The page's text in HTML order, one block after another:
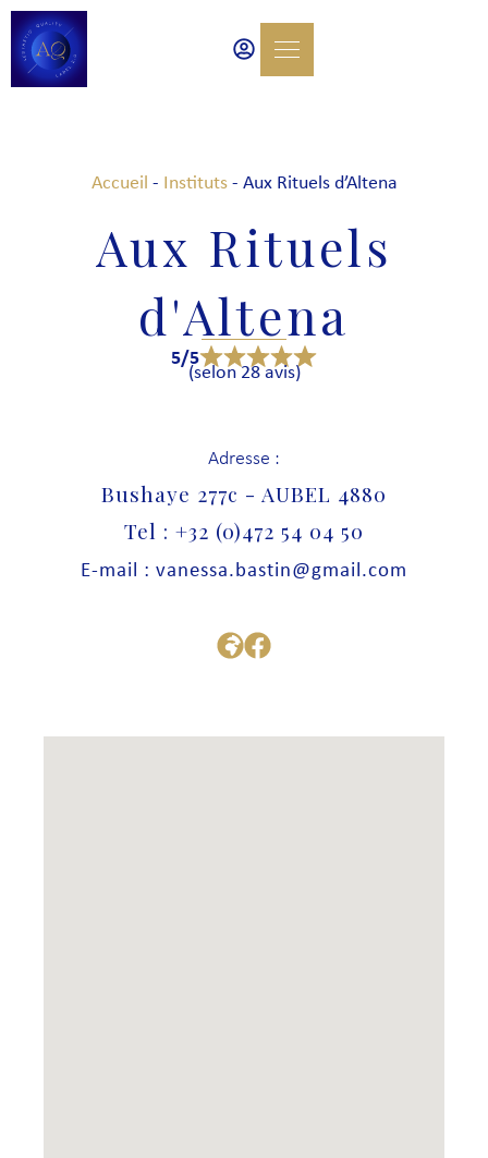
Accueil - Instituts- Aux Rituels d’Altena
Aux Rituels
d'Altena
5/5
(selon 28 avis)
Adresse :
Bushaye 277c - AUBEL 4880
Tel : +32 (0)472 54 04 50
E-mail : vanessa.bastin@gmail.com